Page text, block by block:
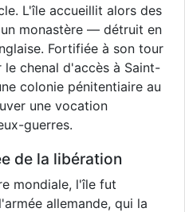
L'île accueillit alors des
monastère — détruit en
Fortifiée à son tour
chenal d'accès à Saint-
colonie pénitentiaire au
une vocation
guerres.
de la libération
mondiale, l'île fut
allemande, qui la